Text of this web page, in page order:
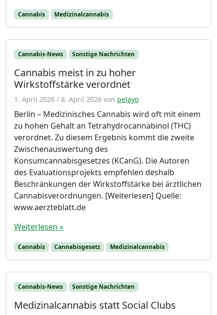
Cannabis Medizinalcannabis
Cannabis-News Sonstige Nachrichten
Cannabis meist in zu hoher
Wirkstoffstärke verordnet
1. April 2026 / 8. April 2026 von pelayo
Berlin – Medizinisches Cannabis wird oft mit einem
zu hohen Gehalt an Tetrahydrocannabinol (THC)
verordnet. Zu diesem Ergebnis kommt die zweite
Zwischenauswertung des
Konsumcannabisgesetzes (KCanG). Die Autoren
des Evaluationsprojekts empfehlen deshalb
Beschränkungen der Wirkstoffstärke bei ärztlichen
Cannabisverordnungen. [Weiterlesen] Quelle:
www.aerzteblatt.de
Weiterlesen »
Cannabis Cannabisgesetz Medizinalcannabis
Cannabis-News Sonstige Nachrichten
Medizinalcannabis statt Social Clubs